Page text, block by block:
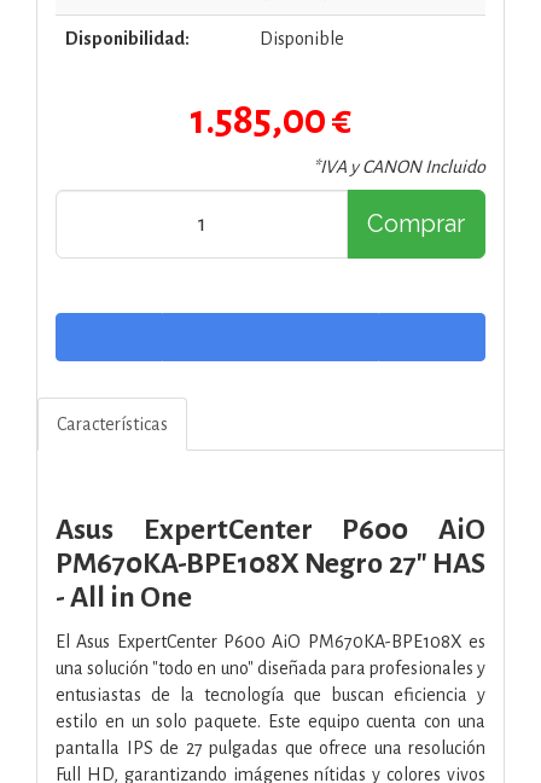
Disponibilidad: Disponible
1.585,00 €
*IVA y CANON Incluido
Comprar
Características
Asus ExpertCenter P600 AiO
PM670KA-BPE108X Negro 27" HAS
- All in One
El Asus ExpertCenter P600 AiO PM670KA-BPE108X es
una solución "todo en uno" diseñada para profesionales y
entusiastas de la tecnología que buscan eficiencia y
estilo en un solo paquete. Este equipo cuenta con una
pantalla IPS de 27 pulgadas que ofrece una resolución
Full HD, garantizando imágenes nítidas y colores vivos